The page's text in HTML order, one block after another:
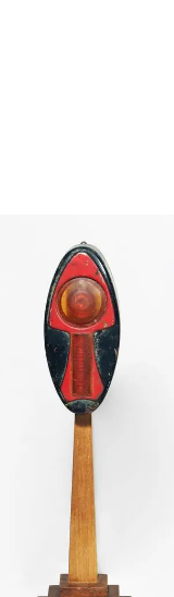
BIOGRAPHIE
DES
HAPPENING /
/ DESSIN /
COLLECTIVES
VOL.3: SCULPTURES
CONTACT